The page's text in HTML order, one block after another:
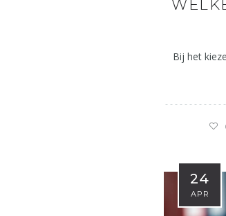
Bij het
24
APR